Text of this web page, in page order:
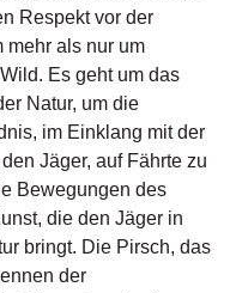
Respekt vor der
mehr als nur um
Es geht um das
Natur, um die
im Einklang mit der
Jäger, auf Fährte zu
Bewegungen des
die den Jäger in
bringt. Die Pirsch, das
der